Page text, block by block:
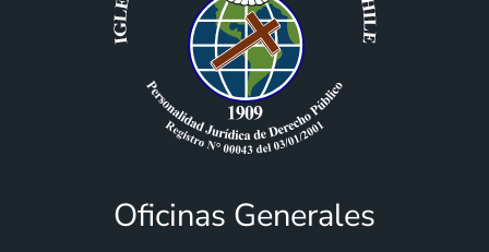
Oficinas Generales